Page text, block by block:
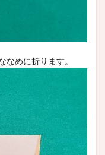
なめに折ります。